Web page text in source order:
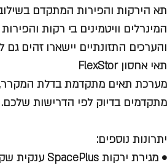
תא הירקות והפירות המתקדם
המינרלים וויטמינים בי רקות
והערכים התזונתיים יישארו זהים גם לאחר 7
תאי אחסון FlexStor
מערכת תאים מתקדמת בדלת המקרר,
מתקדמים בדיוק לפי הדרישות שלכם.
יתרונות נוספים:
• מגירת ירקות SpacePlus ענקית שקופה, המאפשרת לראות מה מאוחסן בה בקלות.